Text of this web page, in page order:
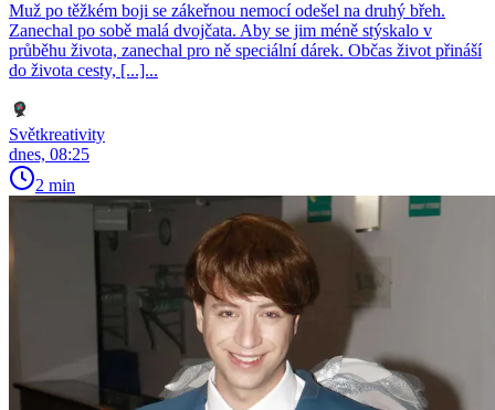
Muž po těžkém boji se zákeřnou nemocí odešel na druhý břeh.
Zanechal po sobě malá dvojčata. Aby se jim méně stýskalo v
průběhu života, zanechal pro ně speciální dárek. Občas život přináší
do života cesty, [...]...
Světkreativity
dnes, 08:25
2 min